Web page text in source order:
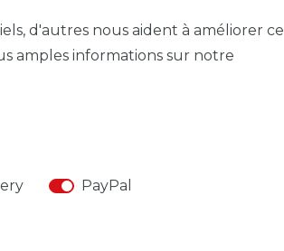
d'autres nous aident à améliorer ce
amples informations sur notre
PayPal